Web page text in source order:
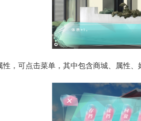
，可点击菜单，其中包含商城、属性